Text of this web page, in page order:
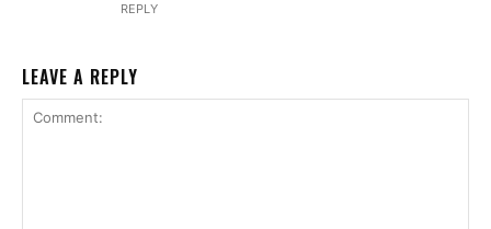
REPLY
LEAVE A REPLY